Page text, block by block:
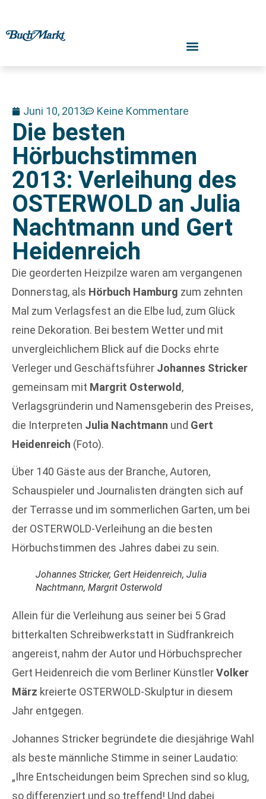
Juni 10, 2013 Keine Kommentare
Die besten
Hörbuchstimmen
2013: Verleihung des
OSTERWOLD an Julia
Nachtmann und Gert
Heidenreich
Die georderten Heizpilze waren am vergangenen
Donnerstag, als Hörbuch Hamburg zum zehnten
Mal zum Verlagsfest an die Elbe lud, zum Glück
reine Dekoration. Bei bestem Wetter und mit
unvergleichlichem Blick auf die Docks ehrte
Verleger und Geschäftsführer Johannes Stricker
gemeinsam mit Margrit Osterwold ,
Verlagsgründerin und Namensgeberin des Preises,
die Interpreten Julia Nachtmann und Gert
Heidenreich (Foto).
Über 140 Gäste aus der Branche, Autoren,
Schauspieler und Journalisten drängten sich auf
der Terrasse und im sommerlichen Garten, um bei
der OSTERWOLD-Verleihung an die besten
Hörbuchstimmen des Jahres dabei zu sein.
Johannes Stricker, Gert Heidenreich, Julia
Nachtmann, Margrit Osterwold
Allein für die Verleihung aus seiner bei 5 Grad
bitterkalten Schreibwerkstatt in Südfrankreich
angereist, nahm der Autor und Hörbuchsprecher
Gert Heidenreich die vom Berliner KünstlerVolker
März kreierte OSTERWOLD-Skulptur in diesem
Jahr entgegen.
Johannes Stricker begründete die diesjährige Wahl
als beste männliche Stimme in seiner Laudatio:
„Ihre Entscheidungen beim Sprechen sind so klug,
so differenziert und so treffend! Und dabei